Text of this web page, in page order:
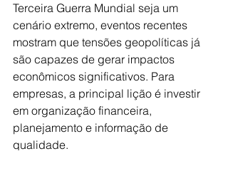
Terceira Guerra Mundial seja um
cenário extremo, eventos recentes
mostram que tensões geopolíticas já
são capazes de gerar impactos
econômicos significativos. Para
empresas, a principal lição é investir
em organização financeira,
planejamento e informação de
qualidade.